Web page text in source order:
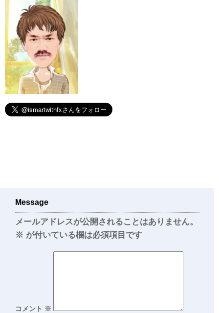
Message
メールアドレスが公開されることはありません。
※ が付いている欄は必須項目です
コメント ※